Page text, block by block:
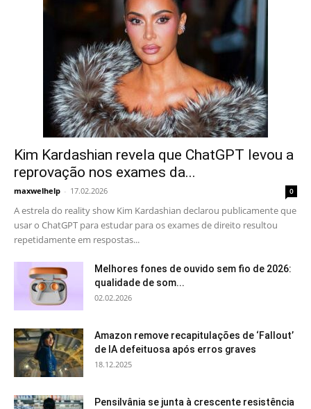
Kim Kardashian revela que ChatGPT levou a
reprovação nos exames da...
maxwelhelp - 17.02.2026 0
A estrela do reality show Kim Kardashian declarou publicamente que
usar o ChatGPT para estudar para os exames de direito resultou
repetidamente em respostas...
Melhores fones de ouvido sem fio de 2026:
qualidade de som...
02.02.2026
Amazon remove recapitulações de ‘Fallout’
de IA defeituosa após erros graves
18.12.2025
Pensilvânia se junta à crescente resistência